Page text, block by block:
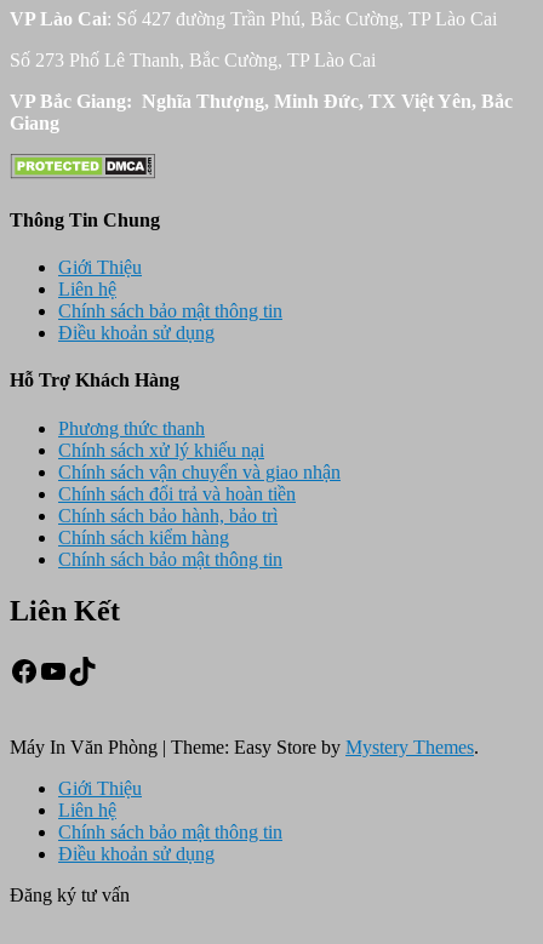
VP Lào Cai: Số 427 đường Trần Phú, Bắc Cường, TP Lào Cai
Số 273 Phố Lê Thanh, Bắc Cường, TP Lào Cai
VP Bắc Giang: Nghĩa Thượng, Minh Đức, TX Việt Yên, Bắc
Giang
Thông Tin Chung
Giới Thiệu
Liên hệ
Chính sách bảo mật thông tin
Điều khoản sử dụng
Hỗ Trợ Khách Hàng
Phương thức thanh
Chính sách xử lý khiếu nại
Chính sách vận chuyển và giao nhận
Chính sách đổi trả và hoàn tiền
Chính sách bảo hành, bảo trì
Chính sách kiểm hàng
Chính sách bảo mật thông tin
Liên Kết
Facebook
Youtube
TikTok
Máy In Văn Phòng | Theme: Easy Store by Mystery Themes.
Giới Thiệu
Liên hệ
Chính sách bảo mật thông tin
Điều khoản sử dụng
Đăng ký tư vấn